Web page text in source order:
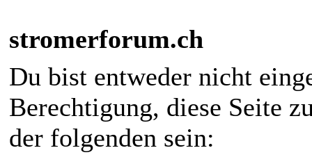
stromerforum.ch
Du bist entweder nicht
Berechtigung, diese Seite
der folgenden sein: